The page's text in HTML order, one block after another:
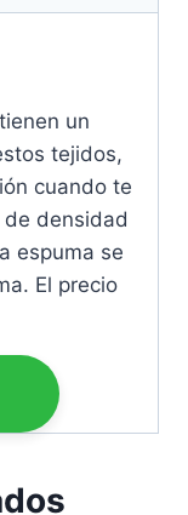
un
tejidos,
cuando te
densidad
espuma se
El precio